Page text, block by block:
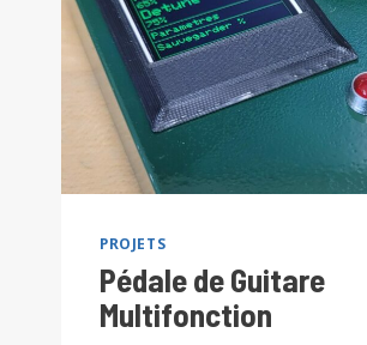
PROJETS
Pédale de Guitare
Multifonction